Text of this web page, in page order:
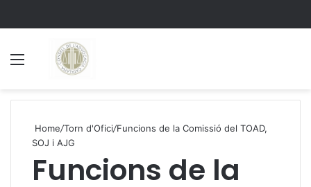
Home/Torn d'Ofici/Funcions de la Comissió del TOAD,
SOJ i AJG
Funcions de la